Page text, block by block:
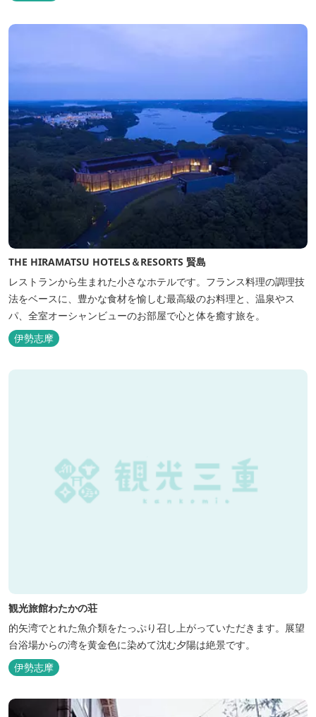
THE HIRAMATSU HOTELS＆RESORTS 賢島
レストランから生まれた小さなホテルです。フランス料理の調理技
法をベースに、豊かな食材を愉しむ最高級のお料理と、温泉やス
パ、全室オーシャンビューのお部屋で心と体を癒す旅を。
伊勢志摩
観光旅館わたかの荘
的矢湾でとれた魚介類をたっぷり召し上がっていただきます。展望
台浴場からの湾を黄金色に染めて沈む夕陽は絶景です。
伊勢志摩